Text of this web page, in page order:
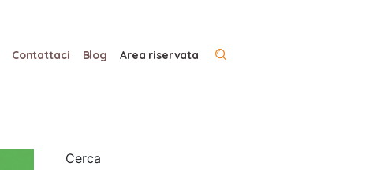
Contattaci Blog Area riservata
Cerca